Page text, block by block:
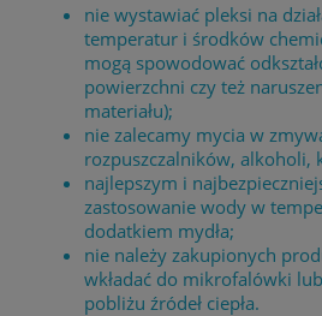
nie wystawiać pleksi na
temperatur i środków
mogą spowodować
powierzchni czy też
materiału);
nie zalecamy mycia w
rozpuszczalników, alkoholi,
najlepszym i
zastosowanie wody w
dodatkiem mydła;
nie należy zakupionych
wkładać do mikrofalówki
pobliżu źródeł ciepła.